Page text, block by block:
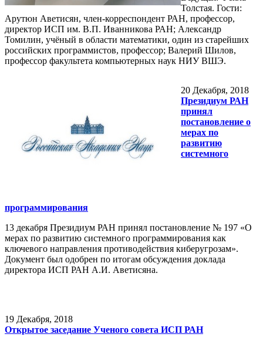
Толстая. Гости:
Арутюн Аветисян, член-корреспондент РАН, профессор,
директор ИСП им. В.П. Иванникова РАН; Александр
Томилин, учёный в области математики, один из старейших
российских программистов, профессор; Валерий Шилов,
профессор факультета компьютерных наук НИУ ВШЭ.
20 Декабря, 2018
Президиум РАН
принял
постановление о
мерах по
развитию
системного
программирования
13 декабря Президиум РАН принял постановление № 197 «O
мерах по развитию системного программирования как
ключевого направления противодействия киберугрозам».
Документ был одобрен по итогам обсуждения доклада
директора ИСП РАН А.И. Аветисяна.
19 Декабря, 2018
Открытое заседание Ученого совета ИСП РАН